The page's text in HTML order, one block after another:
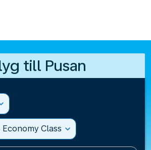
till Pusan
Class expand_more